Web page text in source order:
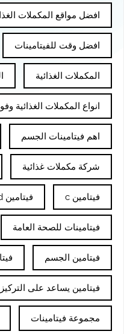
افضل مواقع المكملات
افضل وقت للفيتامينات
المكملات الغذائية
انواع المكملات الغذائية
اهم فيتامينات الجسم
شركة مكملات غذائية
فيتامين c فيتامين d
فيتامينات للصحة العامة
فيتامين الجسم
فيتامين يساعد على
مجموعة فيتامينات